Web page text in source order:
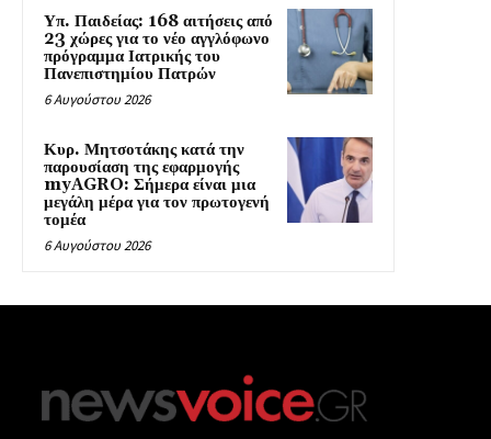
Υπ. Παιδείας: 168 αιτήσεις από
23 χώρες για το νέο αγγλόφωνο
πρόγραμμα Ιατρικής του
Πανεπιστημίου Πατρών
6 Αυγούστου 2026
Κυρ. Μητσοτάκης κατά την
παρουσίαση της εφαρμογής
myAGRO: Σήμερα είναι μια
μεγάλη μέρα για τον πρωτογενή
τομέα
6 Αυγούστου 2026